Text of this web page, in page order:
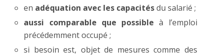
en adéquation avec les capacitésdu salarié ;
aussi comparable que possible à l’emploi
précédemment occupé ;
si besoin est, objet de mesures comme des